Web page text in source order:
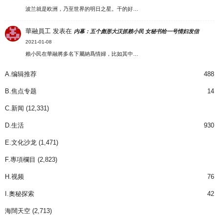
波兰就是欧洲，乃至世界的明日之星。干的好…
華融員工 发表在 内幕：五个彪形大汉抓赖小民 女秘书给一号情妇发信
2021-01-08
賴小民在華融將多名下屬納爲情婦，比如其中…
A.编辑推荐 488
B.焦点专题 14
C.新闻 (12,331)
D.生活 930
E.文化沙龙 (1,471)
F.專項欄目 (2,823)
H.视频 76
I.奧秘探索 42
海闊天空 (2,713)